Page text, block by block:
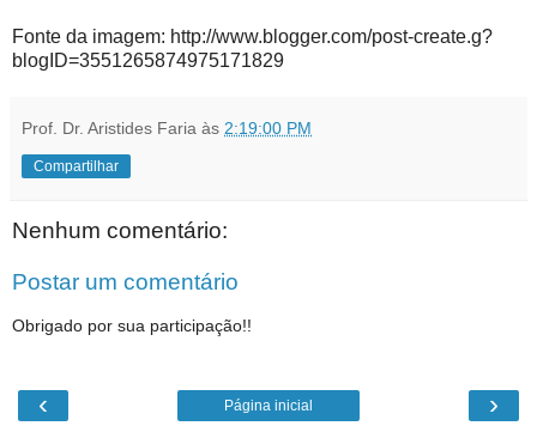
Fonte da imagem: http://www.blogger.com/post-create.g?
blogID=3551265874975171829
Prof. Dr. Aristides Faria às 2:19:00 PM
Compartilhar
Nenhum comentário:
Postar um comentário
Obrigado por sua participação!!
‹ ›
Página inicial